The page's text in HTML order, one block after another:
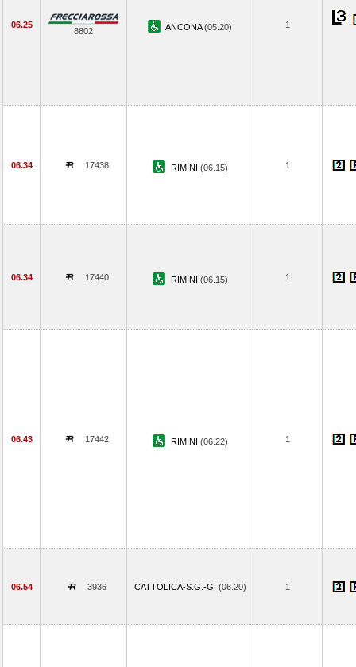
06.25
8802 ANCONA(05.20) 1
06.34 17438 RIMINI (06.15) 1
06.34 17440 RIMINI (06.15) 1
06.43 17442 RIMINI (06.22) 1
06.54 3936 CATTOLICA-S.G.-G. (06.20) 1